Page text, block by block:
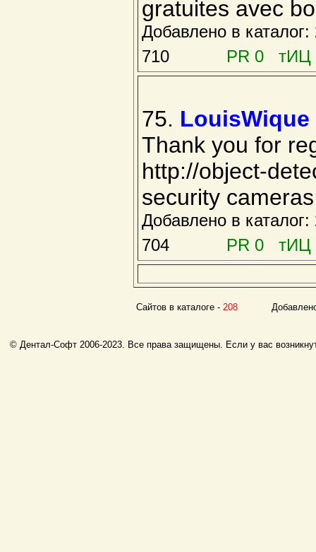
gratuites avec
Добавлено в
710
PR 0 тИЦ
75. LouisWique
Thank you for
http://object-
security
Добавлено в
704
PR 0 тИЦ
Сайтов в каталоге - 208 Добавлено
© Дентал-Софт 2006-2023. Все права защищены. Если у вас